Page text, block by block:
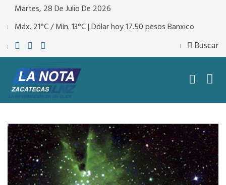
Martes, 28 De Julio De 2026
Máx. 21°C / Mín. 13°C | Dólar hoy 17.50 pesos Banxico
Buscar